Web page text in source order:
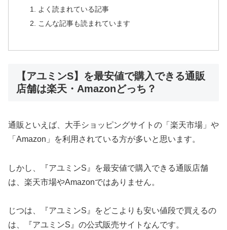
よく読まれている記事
こんな記事も読まれています
【アユミンS】を最安値で購入できる通販
店舗は楽天・Amazonどっち？
通販といえば、大手ショッピングサイトの「楽天市場」や
「Amazon」を利用されている方が多いと思います。
しかし、『アユミンS』を最安値で購入できる通販店舗
は、楽天市場やAmazonではありません。
じつは、『アユミンS』をどこよりも安い値段で買えるの
は、『アユミンS』の公式販売サイトなんです。